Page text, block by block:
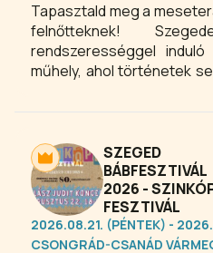
Tapasztald meg a
felnőtteknek!
rendszerességgel
műhely, ahol történetek
kérdéseit,
mély önismereti élmény —
nyitott vagy a belső
feltérképezésére.
SZEGED
BÁBFESZTIVÁL
2026 -
FESZTIVÁL
2026.08.21. (PÉNTEK) -
CSONGRÁD-CSANÁD